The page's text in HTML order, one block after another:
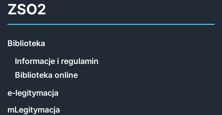
ZSO2
Biblioteka
Informacje i regulamin
Biblioteka online
e-legitymacja
mLegitymacja